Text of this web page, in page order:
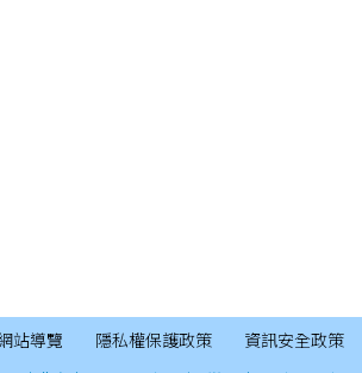
站導覽 隱私權保護政策 資訊安全政策